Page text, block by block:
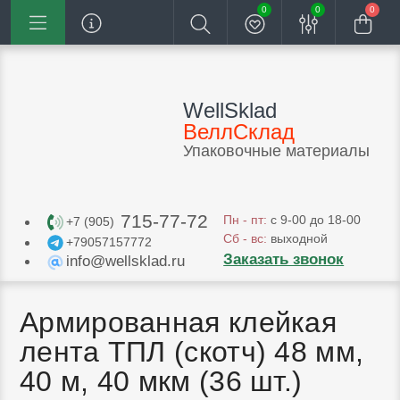
0 0 0
WellSklad
ВеллСклад
Упаковочные материалы
+7 (905) 715-77-72
+79057157772
info@wellsklad.ru
Пн - пт: с 9-00 до 18-00
Сб - вс: выходной
Заказать звонок
Армированная клейкая
лента ТПЛ (скотч) 48 мм,
40 м, 40 мкм (36 шт.)